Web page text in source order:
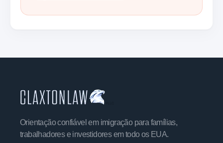
Orientação confiável em imigração para famílias,
trabalhadores e investidores em todo os EUA.